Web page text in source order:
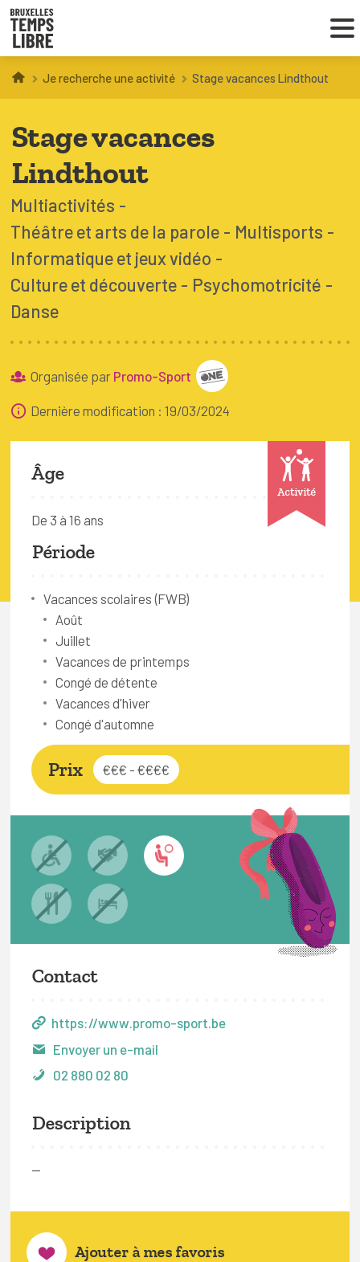
Infos parents
Coordinations ATL
À BRUXELLES
FAQ
Connexion
Espace pro
Je recherche une activité Stage vacances Lindthout
Stage vacances
Lindthout
Multiactivités
Théâtre et arts de la parole
Multisports
Informatique et jeux vidéo
Culture et découverte
Psychomotricité
Danse
Organisée par Promo-Sport
Dernière modification : 19/03/2024
Activité
Âge
De 3 à 16 ans
Période
Vacances scolaires (FWB)
Août
Juillet
Vacances de printemps
Congé de détente
Vacances d'hiver
Congé d'automne
Prix €€€ - €€€€
Contact
https://www.promo-sport.be
Envoyer un e-mail
02 880 02 80
Description
—
Ajouter à mes favoris